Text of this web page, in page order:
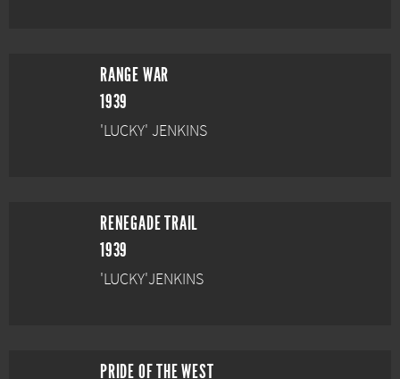
RANGE WAR
1939
'LUCKY' JENKINS
RENEGADE TRAIL
1939
'LUCKY'JENKINS
PRIDE OF THE WEST